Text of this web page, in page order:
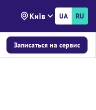
Київ UA RU
Записаться на сервис